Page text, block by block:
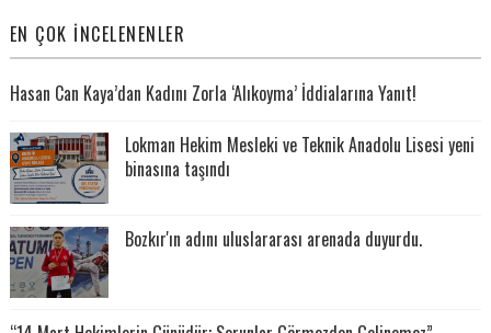
EN ÇOK İNCELENENLER
Hasan Can Kaya’dan Kadını Zorla ‘Alıkoyma’ İddialarına Yanıt!
Lokman Hekim Mesleki ve Teknik Anadolu Lisesi yeni
binasına taşındı
Bozkır'ın adını uluslararası arenada duyurdu.